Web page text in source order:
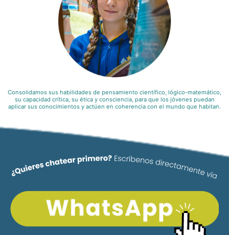
Consolidamos sus habilidades de pensamiento científico, lógico-matemático,
su capacidad crítica, su ética y consciencia, para que los jóvenes puedan
aplicar sus conocimientos y actúen en coherencia con el mundo que habitan.